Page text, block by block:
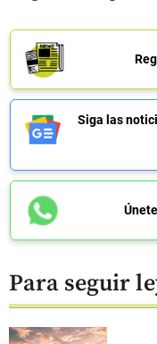
Siga las
Para seguir